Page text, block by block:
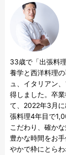
33歳で「出張料
養学と西洋料理
ュ、イタリアン
得しました。卒
て、2022年3月に
張料理4年目で
こだわり、確か
豊かな時間をお
やかで枠にとら